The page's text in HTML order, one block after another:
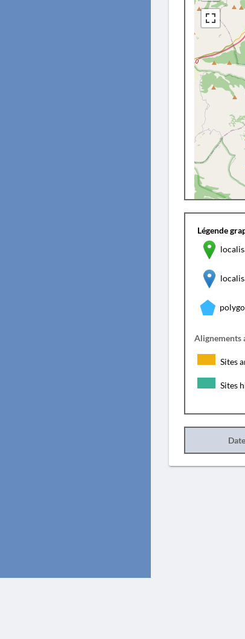
Légende
Alignements
Sites
Sites